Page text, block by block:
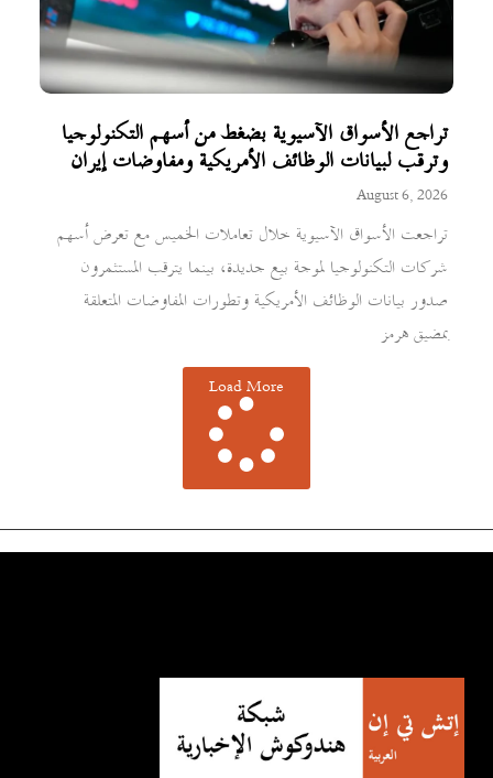
تراجع الأسواق الآسيوية بضغط من أسهم التكنولوجيا
وترقب لبيانات الوظائف الأمريكية ومفاوضات إيران
August 6, 2026
تراجعت الأسواق الآسيوية خلال تعاملات الخميس مع تعرض أسهم
شركات التكنولوجيا لموجة بيع جديدة، بينما يترقب المستثمرون
صدور بيانات الوظائف الأمريكية وتطورات المفاوضات المتعلقة
بمضيق هرمز
Load More